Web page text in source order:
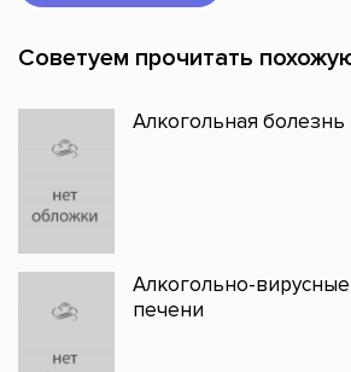
Советуем прочитать
Алкогольная болезнь
Алкогольно-
печени